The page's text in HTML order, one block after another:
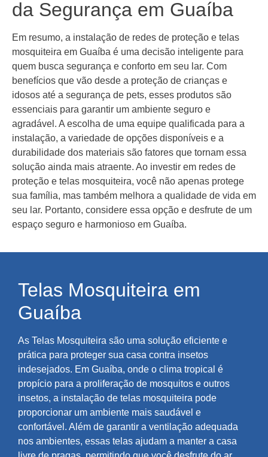
da Segurança em Guaíba
Em resumo, a instalação de redes de proteção e telas
mosquiteira em Guaíba é uma decisão inteligente para
quem busca segurança e conforto em seu lar. Com
benefícios que vão desde a proteção de crianças e
idosos até a segurança de pets, esses produtos são
essenciais para garantir um ambiente seguro e
agradável. A escolha de uma equipe qualificada para a
instalação, a variedade de opções disponíveis e a
durabilidade dos materiais são fatores que tornam essa
solução ainda mais atraente. Ao investir em redes de
proteção e telas mosquiteira, você não apenas protege
sua família, mas também melhora a qualidade de vida em
seu lar. Portanto, considere essa opção e desfrute de um
espaço seguro e harmonioso em Guaíba.
Telas Mosquiteira em
Guaíba
As Telas Mosquiteira são uma solução eficiente e
prática para proteger sua casa contra insetos
indesejados. Em Guaíba, onde o clima tropical é
propício para a proliferação de mosquitos e outros
insetos, a instalação de telas mosquiteira pode
proporcionar um ambiente mais saudável e
confortável. Além de garantir a ventilação adequada
nos ambientes, essas telas ajudam a manter a casa